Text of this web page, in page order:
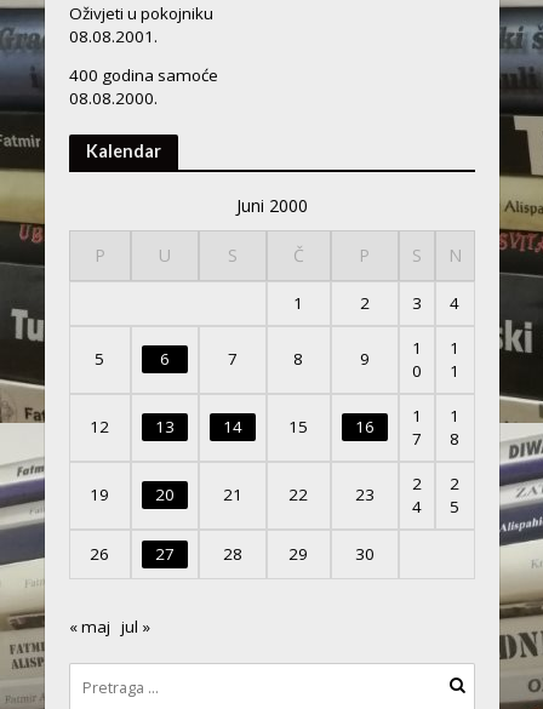
Oživjeti u pokojniku
08.08.2001.
400 godina samoće
08.08.2000.
Kalendar
Juni 2000
P U S Č P S N
1 2 3 4
5 6 7 8 9
1
0
1
1
12 13 14 15 16
1
7
1
8
19 20 21 22 23
2
4
2
5
26 27 28 29 30
« maj jul »